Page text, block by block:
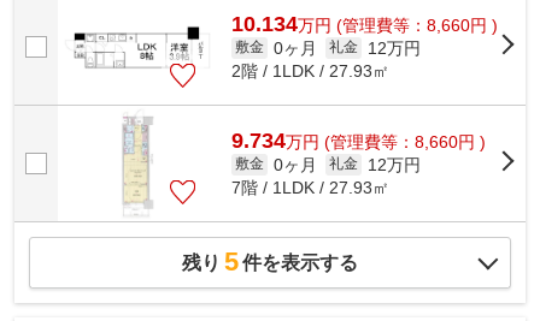
10.134万円 (管理費等：8,660円 )
敷金 0ヶ月 礼金
12万円
2階 / 1LDK / 27.93㎡
9.734万円 (管理費等：8,660円 )
敷金 0ヶ月 礼金
12万円
7階 / 1LDK / 27.93㎡
残り 5件を表示する